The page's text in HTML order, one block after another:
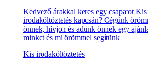
Kedvező árakkal keres egy csapatot Kis
irodaköltöztetés kapcsán? Cégünk
önnek, hívjon és adunk önnek egy
minket és mi örömmel segítünk
Kis irodaköltöztetés